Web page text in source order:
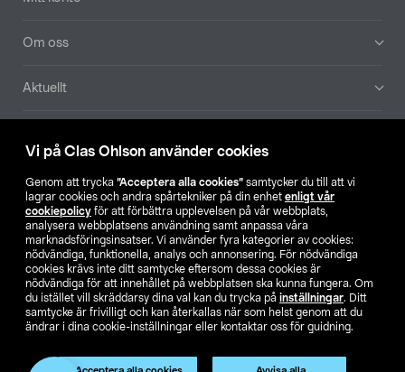
Vi på Clas Ohlson använder cookies
Genom att trycka ”Acceptera alla cookies” samtycker du till att vi
lagrar cookies och andra spårtekniker på din enhet enligt vår
cookiepolicy för att förbättra upplevelsen på vår webbplats,
analysera webbplatsens användning samt anpassa våra
marknadsföringsinsatser. Vi använder fyra kategorier av cookies:
nödvändiga, funktionella, analys och annonsering. För nödvändiga
cookies krävs inte ditt samtycke eftersom dessa cookies är
nödvändiga för att innehållet på webbplatsen ska kunna fungera. Om
du istället vill skräddarsy dina val kan du trycka på inställningar. Ditt
samtycke är frivilligt och kan återkallas när som helst genom att du
ändrar i dina cookie-inställningar eller kontaktar oss för guidning.
Produkten har utgått
Om oss
Aktuellt
Hitta butik
SE NO FI
Ändra till priser exklusive moms